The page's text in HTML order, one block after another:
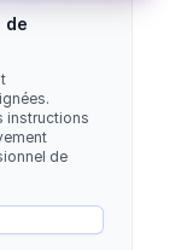
de
instructions
de